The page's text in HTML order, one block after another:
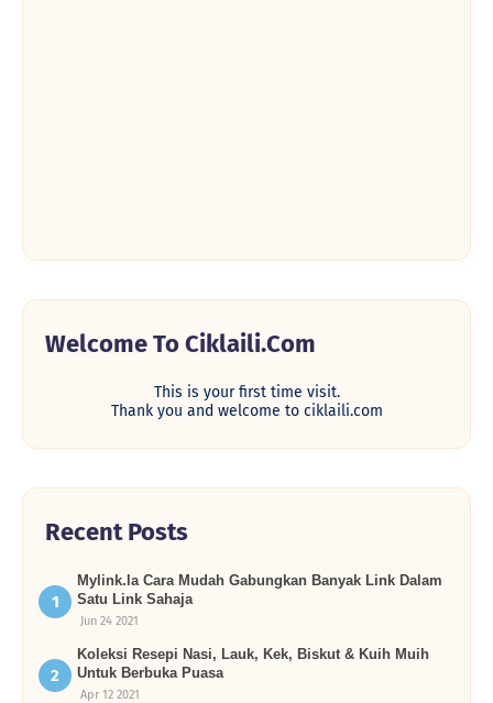
Welcome To Ciklaili.com
This is your first time visit.
Thank you and welcome to ciklaili.com
Recent Posts
Mylink.la Cara Mudah Gabungkan Banyak Link Dalam
Satu Link Sahaja
Jun 24 2021
Koleksi Resepi Nasi, Lauk, Kek, Biskut & Kuih Muih
Untuk Berbuka Puasa
Apr 12 2021